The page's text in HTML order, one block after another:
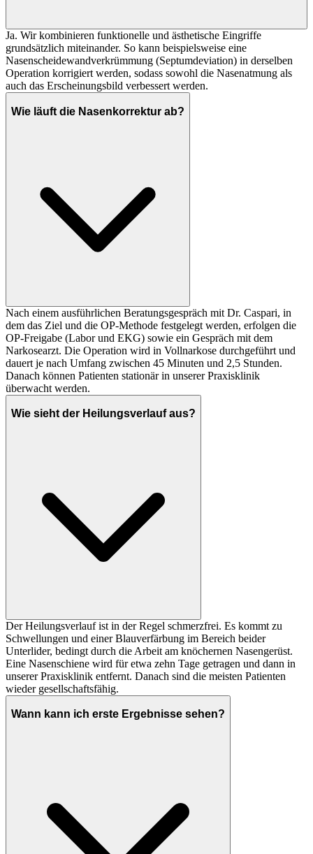
Ja. Wir kombinieren funktionelle und ästhetische Eingriffe
grundsätzlich miteinander. So kann beispielsweise eine
Nasenscheidewandverkrümmung (Septumdeviation) in derselben
Operation korrigiert werden, sodass sowohl die Nasenatmung als
auch das Erscheinungsbild verbessert werden.
Wie läuft die Nasenkorrektur ab?
Nach einem ausführlichen Beratungsgespräch mit Dr. Caspari, in
dem das Ziel und die OP-Methode festgelegt werden, erfolgen die
OP-Freigabe (Labor und EKG) sowie ein Gespräch mit dem
Narkosearzt. Die Operation wird in Vollnarkose durchgeführt und
dauert je nach Umfang zwischen 45 Minuten und 2,5 Stunden.
Danach können Patienten stationär in unserer Praxisklinik
überwacht werden.
Wie sieht der Heilungsverlauf aus?
Der Heilungsverlauf ist in der Regel schmerzfrei. Es kommt zu
Schwellungen und einer Blauverfärbung im Bereich beider
Unterlider, bedingt durch die Arbeit am knöchernen Nasengerüst.
Eine Nasenschiene wird für etwa zehn Tage getragen und dann in
unserer Praxisklinik entfernt. Danach sind die meisten Patienten
wieder gesellschaftsfähig.
Wann kann ich erste Ergebnisse sehen?